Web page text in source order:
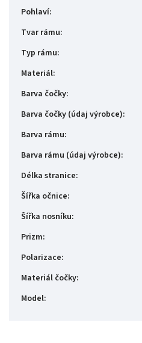
Pohlaví:
Tvar rámu:
Typ rámu:
Materiál:
Barva čočky:
Barva čočky (údaj výrobce):
Barva rámu:
Barva rámu (údaj výrobce):
Délka stranice:
Šířka očnice:
Šířka nosníku:
Prizm:
Polarizace:
Materiál čočky:
Model: